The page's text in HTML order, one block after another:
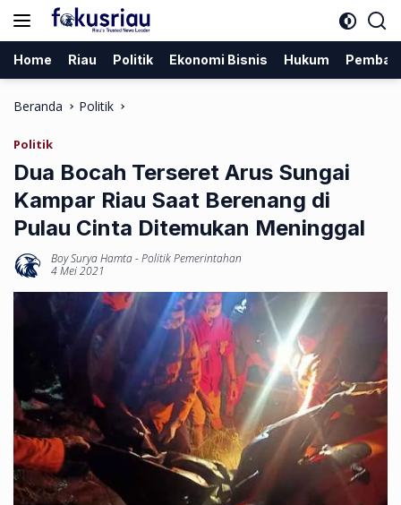
Langsung
Home Riau Politik Ekonomi Bisnis Hukum
Beranda Politik
Politik
Dua Bocah Terseret Arus Sungai
Kampar Riau Saat Berenang di
Pulau Cinta Ditemukan Meninggal
Boy Surya Hamta-Politik Pemerintahan
4 Mei 2021